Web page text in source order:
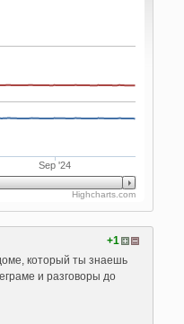
Sep '24
Highcharts.com
+1
который ты знаешь
и разговоры до